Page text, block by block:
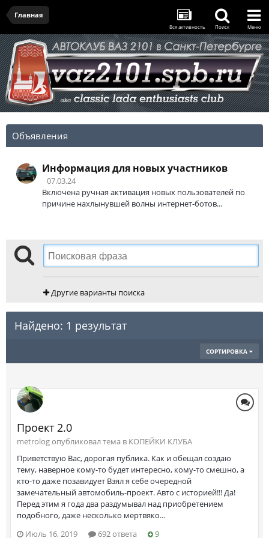
Главная
Вся активность Поиск Меню
Объявления
Информация для новых участников
07.03.24
Включена ручная активация новых пользователей по
причине нахлынувшей волны интернет-ботов...
Другие варианты поиска
Найдено: 1 результат
СОРТИРОВКА
Проект 2.0
metrolog опубликовал тема в КОПЕЙКИ КЛУБА
Приветствую Вас, дорогая публика. Как и обещал создаю
тему, наверное кому-то будет интересно, кому-то смешно, а
кто-то даже позавидует Взял я себе очередной
замечательный автомобиль-проект. Авто с историей!!! Да!
Перед этим я года два раздумывал над приобретением
подобного, даже несколько мертвяко...
Июль 16, 2019
692 ответа 9